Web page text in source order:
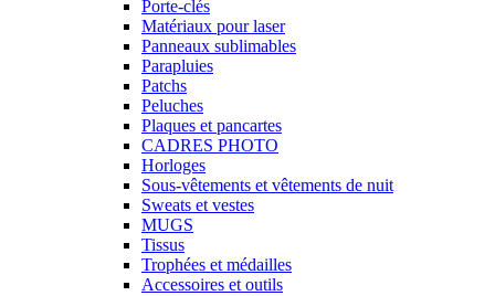
Porte-clés
Matériaux pour laser
Panneaux sublimables
Parapluies
Patchs
Peluches
Plaques et pancartes
CADRES PHOTO
Horloges
Sous-vêtements et vêtements de nuit
Sweats et vestes
MUGS
Tissus
Trophées et médailles
Accessoires et outils